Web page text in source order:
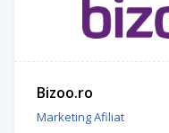
Bizoo.ro
Marketing Afiliat